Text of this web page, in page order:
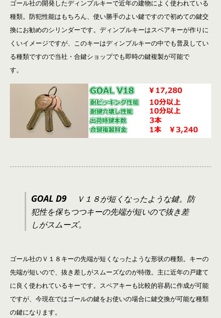
ゴール社の開発したディンプルキーで近年の建物によく使われている
種類。防犯性能はもちろん、使い勝手のよい鍵ですので初めての鍵交
換にお勧めのシリンダーです。ディンプルキーはスペアキーが作りに
くいイメージですが、このキーはディンプルキーの中でも普及してい
る種類ですので当社・合鍵ショップでも即時の鍵複製が可能で
す。
GOAL D9 Ｖ１８が短くなったような鍵。防
犯性を保ちつつキーの先端が短いので抜き差
しがスムーズ。
ゴール社のＶ１８キーの先端が短くなったような形状の種類。キーの
先端が短いので、抜き差しがスムーズなのが特徴。主に近年の戸建て
に良く使われているキーです。スペアキーも比較的容易に作成が可能
ですが、今現在ではゴールの鍵をお使いの場合に鍵交換が可能な種類
の鍵になります。